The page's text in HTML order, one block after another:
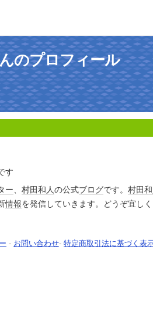
のプロフィール
す
ー、 村田和人の公式ブログです。 村田
情報を発信していきます。どうぞ宜しく
- お問い合わせ- 特定商取引法に基づく表